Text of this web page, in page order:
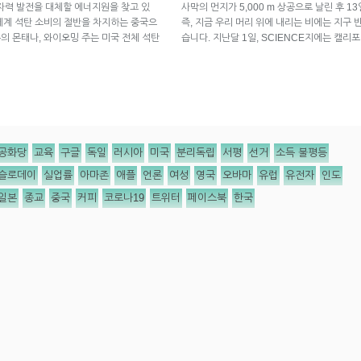
발전을 대체할 에너지원을 찾고 있
석탄 소비의 절반을 차지하는 중국으
몬태나, 와이오밍 주는 미국 전체 석탄
사막의 먼지가 5,000 m 상공으로 날린 후
즉, 지금 우리 머리 위에 내리는 비에는 지구
습니다. 지난달 1일, SCIENCE지에는 캘리
화당 교육 구글 독일 러시아 미국 분리독립 서평 선거 소득 불평등
로데이 실업률 아마존 애플 언론 여성 영국 오바마 유럽 유전자 인도
본 종교 중국 커피 코로나19 트위터 페이스북 한국